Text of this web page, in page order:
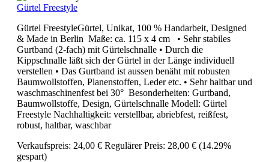
Gürtel Freestyle
Gürtel FreestyleGürtel, Unikat, 100 % Handarbeit, Designed
& Made in Berlin Maße: ca. 115 x 4 cm • Sehr stabiles
Gurtband (2-fach) mit Gürtelschnalle • Durch die
Kippschnalle läßt sich der Gürtel in der Länge individuell
verstellen • Das Gurtband ist aussen benäht mit robusten
Baumwollstoffen, Planenstoffen, Leder etc. • Sehr haltbar und
waschmaschinenfest bei 30° Besonderheiten: Gurtband,
Baumwollstoffe, Design, Gürtelschnalle Modell: Gürtel
Freestyle Nachhaltigkeit: verstellbar, abriebfest, reißfest,
robust, haltbar, waschbar
Verkaufspreis: 24,00 € Regulärer Preis: 28,00 € (14.29%
gespart)